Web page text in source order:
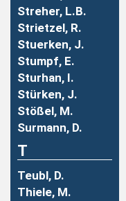
Streher, L.B.
Strietzel, R.
Stuerken, J.
Stumpf, E.
Sturhan, I.
Stürken, J.
Stößel, M.
Surmann, D.
T
Teubl, D.
Thiele, M.